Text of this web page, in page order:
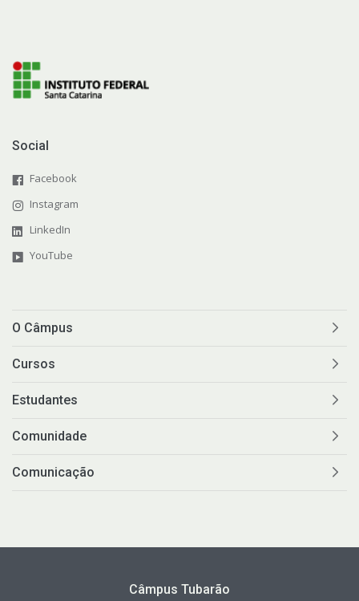
Social
Facebook
Instagram
LinkedIn
YouTube
O Câmpus
Cursos
Estudantes
Comunidade
Comunicação
Câmpus Tubarão